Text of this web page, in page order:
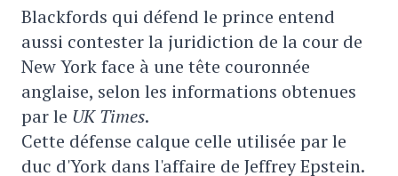
Blackfords qui défend le prince entend
aussi contester la juridiction de la cour de
New York face à une tête couronnée
anglaise, selon les informations obtenues
par le UK Times.
Cette défense calque celle utilisée par le
duc d'York dans l'affaire de Jeffrey Epstein.